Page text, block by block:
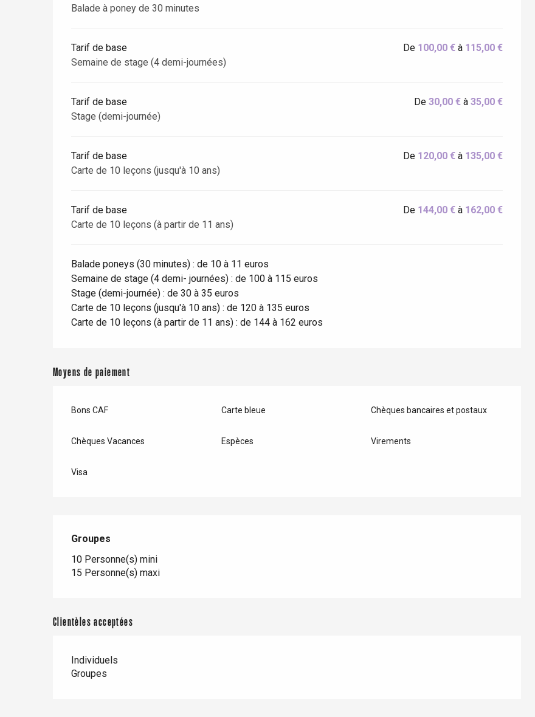
Neufchâtel-en-Bray
Paris 1h30
Balade à poney de 30 minutes
Tarif de base
Semaine de stage (4 demi-journées)
De 100,00 € à 115,00 €
Tarif de base
Stage (demi-journée)
De30,00 € à35,00 €
Tarif de base
Carte de 10 leçons (jusqu'à 10 ans)
De 120,00 € à 135,00 €
Tarif de base
Carte de 10 leçons (à partir de 11 ans)
De 144,00 € à 162,00 €
Balade poneys (30 minutes) : de 10 à 11 euros
Semaine de stage (4 demi- journées) : de 100 à 115 euros
Stage (demi-journée) : de 30 à 35 euros
Carte de 10 leçons (jusqu'à 10 ans) : de 120 à 135 euros
Carte de 10 leçons (à partir de 11 ans) : de 144 à 162 euros
Moyens de paiement
Bons CAF Carte bleue Chèques bancaires et postaux
Chèques Vacances Espèces Virements
Visa
Groupes
Groupes
10 Personne(s) mini
15 Personne(s) maxi
Clientèles acceptées
Individuels
Groupes